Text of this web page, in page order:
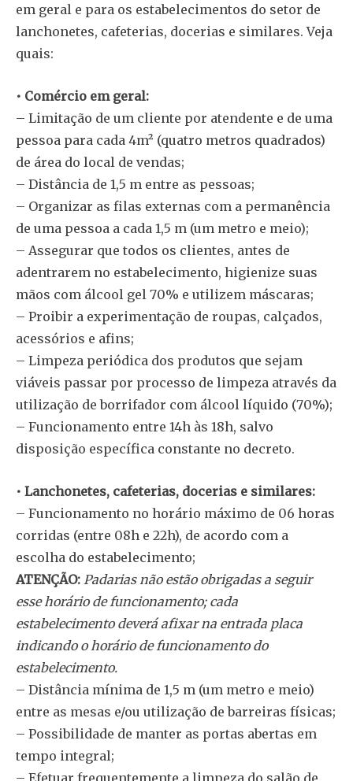
em geral e para os estabelecimentos do setor de
lanchonetes, cafeterias, docerias e similares. Veja
quais:
• Comércio em geral:
– Limitação de um cliente por atendente e de uma
pessoa para cada 4m² (quatro metros quadrados)
de área do local de vendas;
– Distância de 1,5 m entre as pessoas;
– Organizar as filas externas com a permanência
de uma pessoa a cada 1,5 m (um metro e meio);
– Assegurar que todos os clientes, antes de
adentrarem no estabelecimento, higienize suas
mãos com álcool gel 70% e utilizem máscaras;
– Proibir a experimentação de roupas, calçados,
acessórios e afins;
– Limpeza periódica dos produtos que sejam
viáveis passar por processo de limpeza através da
utilização de borrifador com álcool líquido (70%);
– Funcionamento entre 14h às 18h, salvo
disposição específica constante no decreto.
• Lanchonetes, cafeterias, docerias e similares:
– Funcionamento no horário máximo de 06 horas
corridas (entre 08h e 22h), de acordo com a
escolha do estabelecimento;
ATENÇÃO: Padarias não estão obrigadas a seguir
esse horário de funcionamento; cada
estabelecimento deverá afixar na entrada placa
indicando o horário de funcionamento do
estabelecimento.
– Distância mínima de 1,5 m (um metro e meio)
entre as mesas e/ou utilização de barreiras físicas;
– Possibilidade de manter as portas abertas em
tempo integral;
– Efetuar frequentemente a limpeza do salão de